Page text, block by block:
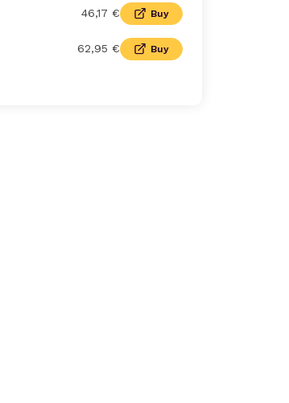
46,17 € Buy
62,95 € Buy